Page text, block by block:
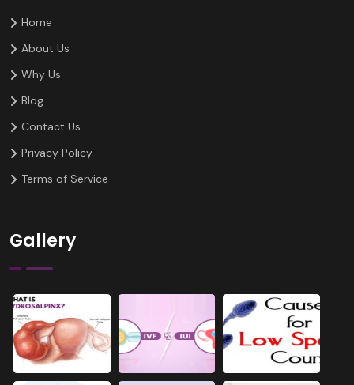
Home
About Us
Why Us
Blog
Contact Us
Privacy Policy
Terms of Service
Gallery